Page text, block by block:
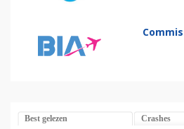
Best gelezen Crashes